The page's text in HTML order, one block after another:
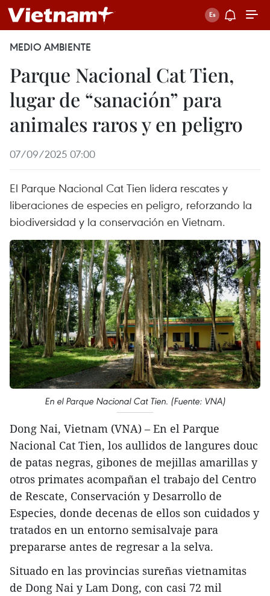
MEDIO AMBIENTE
Parque Nacional Cat Tien,
lugar de “sanación” para
animales raros y en peligro
07/09/2025 07:00
El Parque Nacional Cat Tien lidera rescates y
liberaciones de especies en peligro, reforzando la
biodiversidad y la conservación en Vietnam.
En el Parque Nacional Cat Tien. (Fuente: VNA)
Dong Nai, Vietnam (VNA) – En el Parque
Nacional Cat Tien, los aullidos de langures douc
de patas negras, gibones de mejillas amarillas y
otros primates acompañan el trabajo del Centro
de Rescate, Conservación y Desarrollo de
Especies, donde decenas de ellos son cuidados y
tratados en un entorno semisalvaje para
prepararse antes de regresar a la selva.
Situado en las provincias sureñas vietnamitas
de Dong Nai y Lam Dong, con casi 72 mil